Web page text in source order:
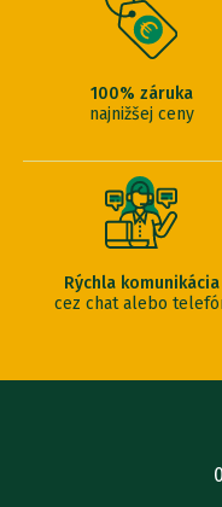
100% záruka
najnižšej ceny
Rýchla komunikácia
cez chat alebo